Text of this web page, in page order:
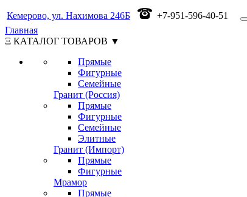
Кемерово, ул. Нахимова 246Б +7-951-596-40-51
Главная
Ξ КАТАЛОГ ТОВАРОВ ▼
Прямые
Фигурные
Семейные
Гранит (Россия)
Прямые
Фигурные
Семейные
Элитные
Гранит (Импорт)
Прямые
Фигурные
Мрамор
Прямые